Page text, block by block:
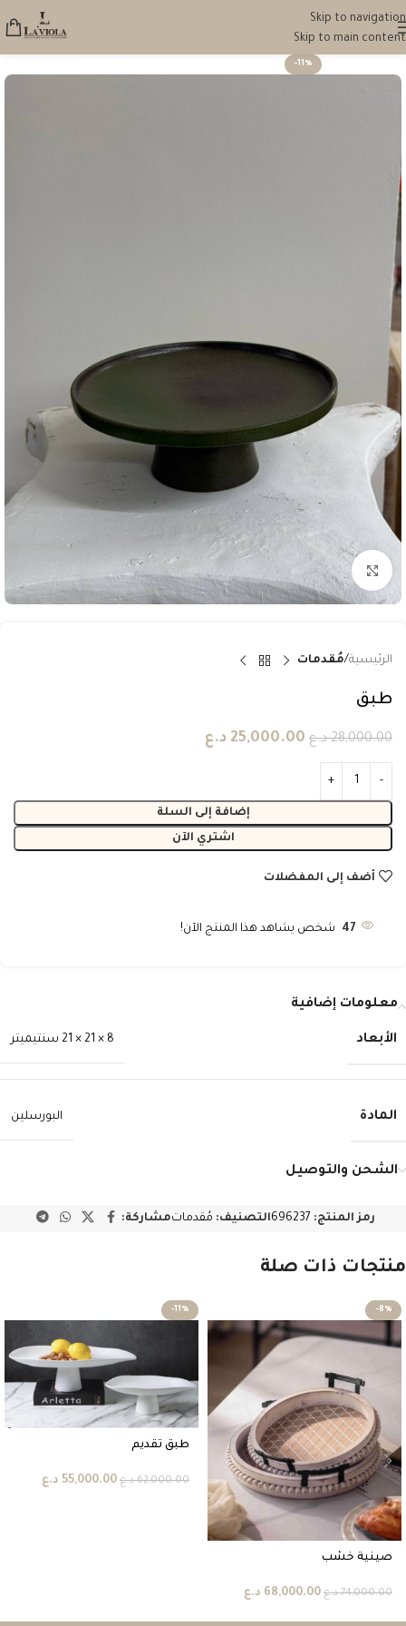
Skip to navigation
Skip to main content
-11%
انقر للتكبير
الرئيسية مُقدمات
طبق
28,000.00 د.ع 25,000.00 د.ع
إضافة إلى السلة
اشتري الآن
أضف إلى المفضلات
47 شخص يشاهد هذا المنتج الآن!
معلومات إضافية
الأبعاد 8 × 21 × 21 سنتيميتر
المادة البورسلين
الشحن والتوصيل
رمز المنتج: 696237التصنيف: مُقدماتمشاركة:
منتجات ذات صلة
-8%
صينية خشب
74,000.00 د.ع 68,000.00 د.ع
-11%
طبق تقديم
62,000.00 د.ع 55,000.00 د.ع